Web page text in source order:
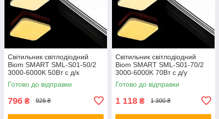
Світильник світлодіодний
Biom SMART SML-S01-50/2
3000-6000K 50Вт с д/к
Готово до відправки
796 ₴ 926 ₴
Світильник світлодіодний
Biom SMART SML-S01-70/2
3000-6000K 70Вт с д/у
Готово до відправки
1 118 ₴ 1 300 ₴